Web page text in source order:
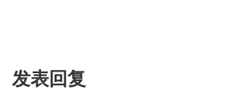
发表回复